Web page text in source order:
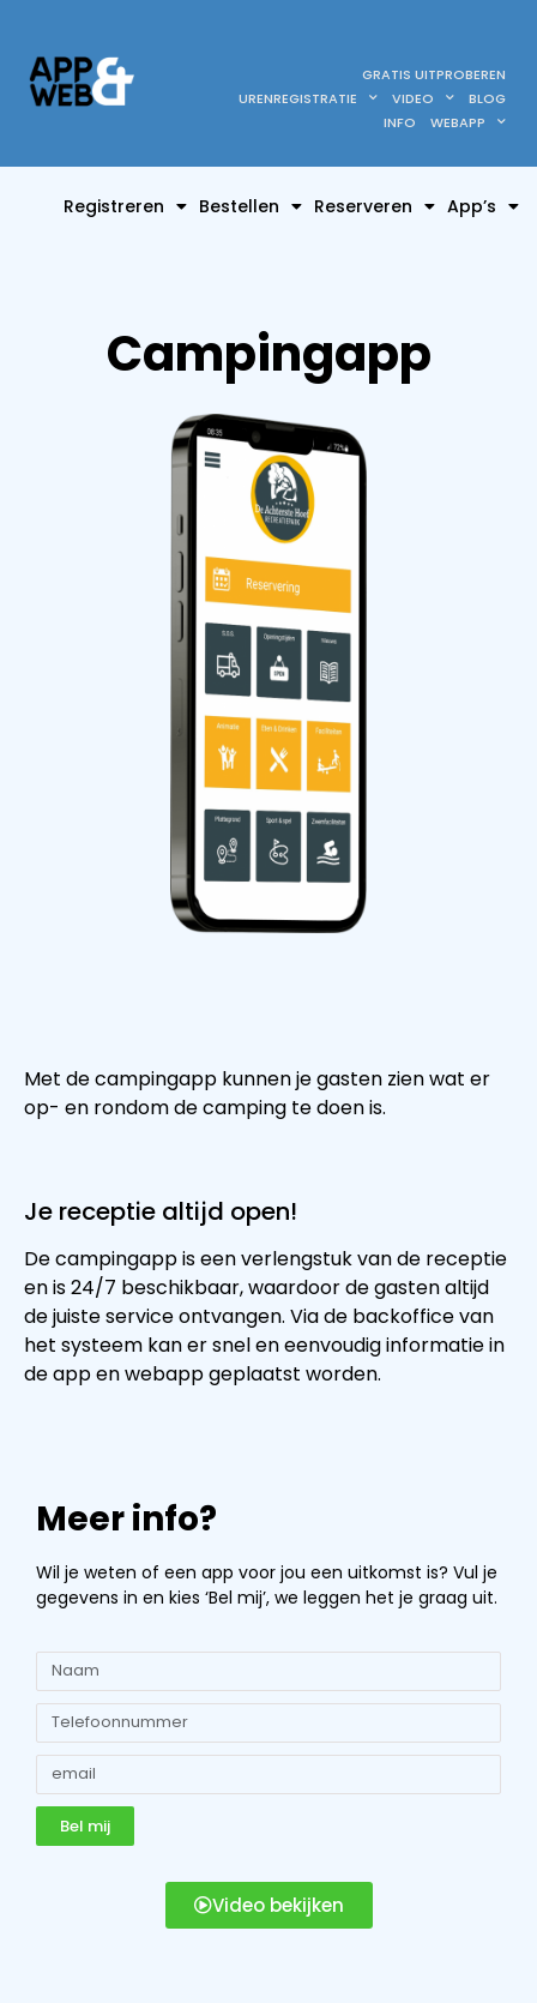
GRATIS UITPROBEREN
URENREGISTRATIE
VIDEO
BLOG
INFO
WEBAPP
Registreren Bestellen Reserveren App’s
Campingapp
Met de campingapp kunnen je gasten zien wat er
op- en rondom de camping te doen is.
Je receptie altijd open!
De campingapp is een verlengstuk van de receptie
en is 24/7 beschikbaar, waardoor de gasten altijd
de juiste service ontvangen. Via de backoffice van
het systeem kan er snel en eenvoudig informatie in
de app en webapp geplaatst worden.
Meer info?
Wil je weten of een app voor jou een uitkomst is? Vul je
gegevens in en kies ‘Bel mij’, we leggen het je graag uit.
Bel mij
Video bekijken